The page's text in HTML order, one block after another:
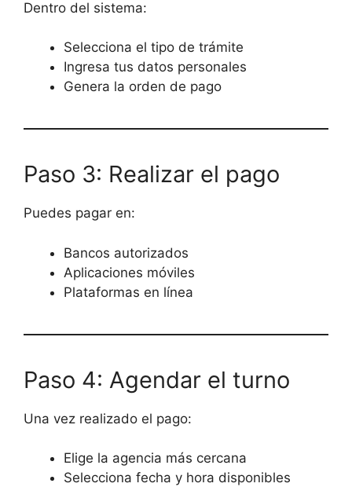
Dentro del sistema:
Selecciona el tipo de trámite
Ingresa tus datos personales
Genera la orden de pago
Paso 3: Realizar el pago
Puedes pagar en:
Bancos autorizados
Aplicaciones móviles
Plataformas en línea
Paso 4: Agendar el turno
Una vez realizado el pago:
Elige la agencia más cercana
Selecciona fecha y hora disponibles